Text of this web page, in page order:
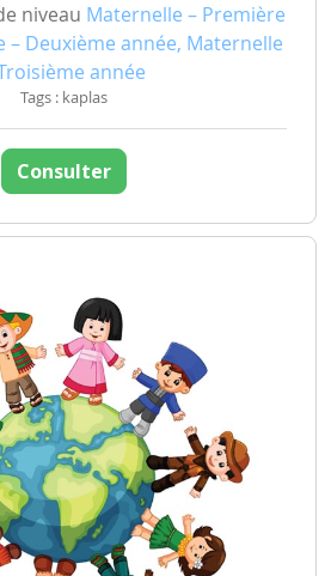
niveau Maternelle – Première
– Deuxième année, Maternelle
année
Tags : kaplas
Consulter